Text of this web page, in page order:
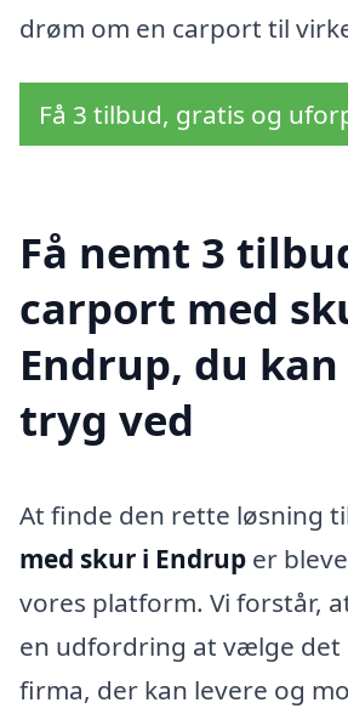
drøm om en carport til
Få 3 tilbud, gratis og
Få nemt 3
carport med
Endrup, du
tryg ved
At finde den rette løsning
med skur i Endrup er
vores platform. Vi forstår,
en udfordring at vælge det
firma, der kan levere og